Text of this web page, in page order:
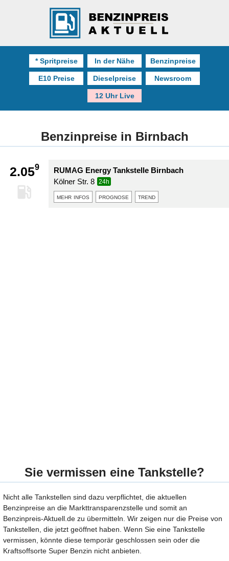
* Spritpreise In der Nähe Benzinpreise
E10 Preise Dieselpreise Newsroom
12 Uhr Live
Benzinpreise in Birnbach
2.059
RUMAG Energy Tankstelle Birnbach
Kölner Str. 8
24h
mehr infos prognose trend
Sie vermissen eine Tankstelle?
Nicht alle Tankstellen sind dazu verpflichtet, die aktuellen
Benzinpreise an die Markttransparenzstelle und somit an
Benzinpreis-Aktuell.de zu übermitteln. Wir zeigen nur die Preise von
Tankstellen, die jetzt geöffnet haben. Wenn Sie eine Tankstelle
vermissen, könnte diese temporär geschlossen sein oder die
Kraftsoffsorte Super Benzin nicht anbieten.